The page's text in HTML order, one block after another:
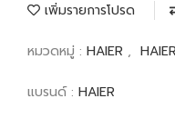
เพิ่มรายการโปรด
หมวดหมู่ : HAIER ,
แบรนด์ : HAIER